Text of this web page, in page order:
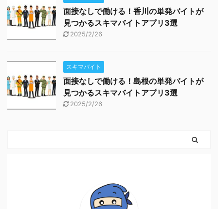
面接なしで働ける！香川の単発バイトが
見つかるスキマバイトアプリ3選
2025/2/26
スキマバイト
面接なしで働ける！島根の単発バイトが
見つかるスキマバイトアプリ3選
2025/2/26